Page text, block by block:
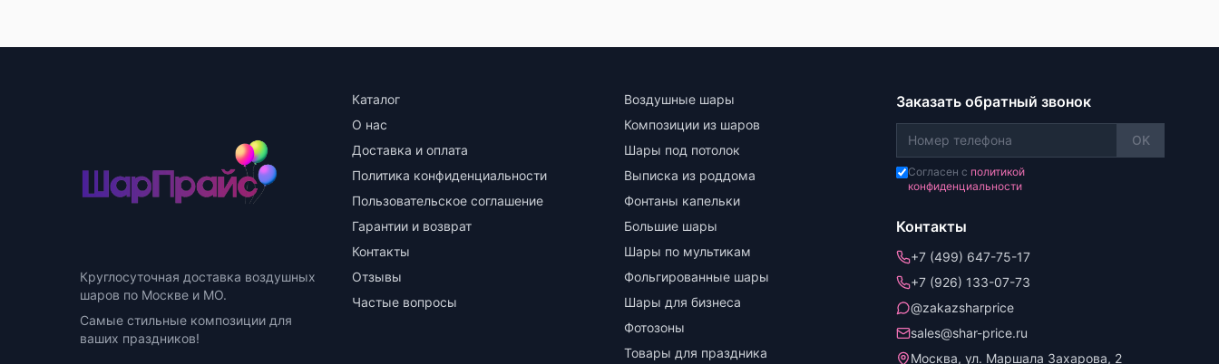
Круглосуточная доставка воздушных
шаров по Москве и МО.
Самые стильные композиции для
ваших праздников!
Каталог
О нас
Доставка и оплата
Политика конфиденциальности
Пользовательское соглашение
Гарантии и возврат
Контакты
Отзывы
Частые вопросы
Воздушные шары
Композиции из шаров
Шары под потолок
Выписка из роддома
Фонтаны капельки
Большие шары
Шары по мультикам
Фольгированные шары
Шары для бизнеса
Фотозоны
Товары для праздника
Заказать обратный звонок
OK
Согласен с политикой
конфиденциальности
Контакты
+7 (499) 647-75-17
+7 (926) 133-07-73
@zakazsharprice
sales@shar-price.ru
Москва, ул. Маршала Захарова, 2